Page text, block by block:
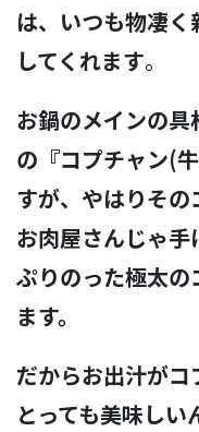
は、いつも物凄
してくれます。
お鍋のメインの
の『コプチャン(
すが、やはりそ
お肉屋さんじゃ
ぷりのった極太
ます。
だからお出汁が
とっても美味しい